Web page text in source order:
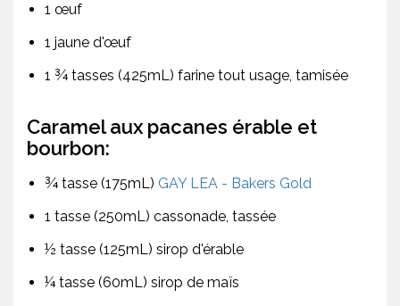
1 œuf
1 jaune d'œuf
1 ¾ tasses (425mL) farine tout usage, tamisée
Caramel aux pacanes érable et
bourbon:
¾ tasse (175mL) GAY LEA - Bakers Gold
1 tasse (250mL) cassonade, tassée
½ tasse (125mL) sirop d'érable
¼ tasse (60mL) sirop de maïs